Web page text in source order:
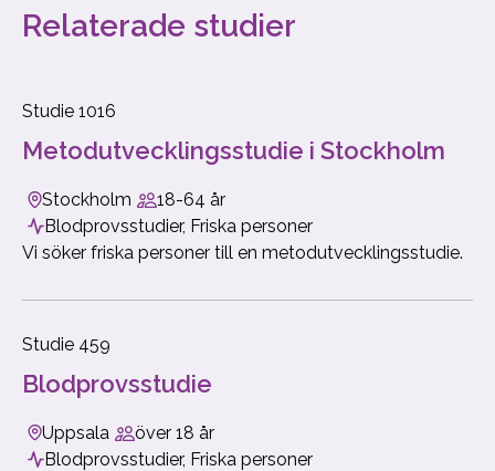
Relaterade studier
Studie 1016
Metodutvecklingsstudie i Stockholm
Stockholm
18-64 år
Blodprovsstudier, Friska personer
Vi söker friska personer till en metodutvecklingsstudie.
Studie 459
​Blodprovsstudie
Uppsala
över 18 år
Blodprovsstudier, Friska personer